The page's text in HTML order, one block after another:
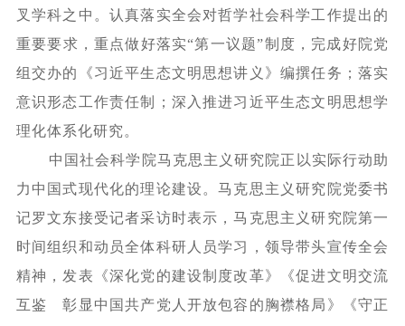
叉学科之中。认真落实全会对哲学社会科学工作提出的
重要要求，重点做好落实“第一议题”制度，完成好院党
组交办的《习近平生态文明思想讲义》编撰任务；落实
意识形态工作责任制；深入推进习近平生态文明思想学
理化体系化研究。
中国社会科学院马克思主义研究院正以实际行动助
力中国式现代化的理论建设。马克思主义研究院党委书
记罗文东接受记者采访时表示，马克思主义研究院第一
时间组织和动员全体科研人员学习，领导带头宣传全会
精神，发表《深化党的建设制度改革》《促进文明交流
互鉴 彰显中国共产党人开放包容的胸襟格局》《守正